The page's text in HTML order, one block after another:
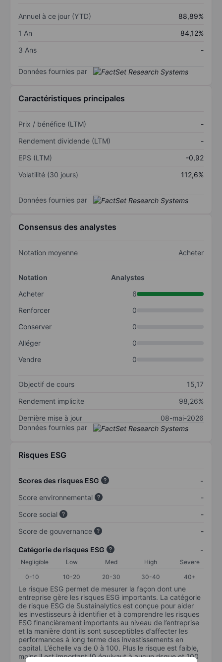
Annuel à ce jour (YTD)
88,89%
1 An
84,12%
3 Ans
-
Données fournies par
Caractéristiques principales
Prix / bénéfice (LTM)
-
Rendement dividende (LTM)
-
EPS (LTM)
-0,92
Volatilité (30 jours)
112,6%
Données fournies par
Consensus des analystes
Notation moyenne Acheter
Notation
Analystes
Acheter
6
Renforcer
0
Conserver
0
Alléger
0
Vendre
0
Objectif de cours
15,17
Rendement implicite
98,26%
Dernière mise à jour
08-mai-2026
Données fournies par
Risques ESG
Scores des risques ESG
-
Score environnemental
-
Score social
-
Score de gouvernance
-
Catégorie de risques ESG -
Negligible Low Med High
Severe
0-10
10-20 20-30 30-40 40+
Le risque ESG permet de mesurer la façon dont une
entreprise gère les risques ESG importants. La catégorie
de risque ESG de Sustainalytics est conçue pour aider
les investisseurs à identifier et à comprendre les risques
ESG financièrement importants au niveau de l’entreprise
et la manière dont ils sont susceptibles d’affecter les
performances à long terme des investissements en
capital. L’échelle va de 0 à 100. Plus le risque est faible,
moins il est important (0 équivaut à aucun risque et 100